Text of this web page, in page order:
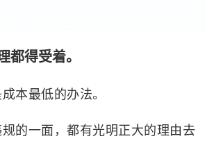
得受着。
本最低的办法。
的一面，都有光明正大的理由去